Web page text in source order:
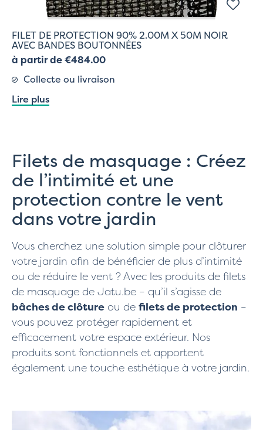
FILET DE PROTECTION 90% 2.00M X 50M NOIR
AVEC BANDES BOUTONNÉES
à partir de €484.00
Collecte ou livraison
Lire plus
Filets de masquage : Créez
de l’intimité et une
protection contre le vent
dans votre jardin
Vous cherchez une solution simple pour clôturer
votre jardin afin de bénéficier de plus d’intimité
ou de réduire le vent ? Avec les produits de filets
de masquage de Jatu.be – qu’il s’agisse de
bâches de clôture ou de filets de protection –
vous pouvez protéger rapidement et
efficacement votre espace extérieur. Nos
produits sont fonctionnels et apportent
également une touche esthétique à votre jardin.